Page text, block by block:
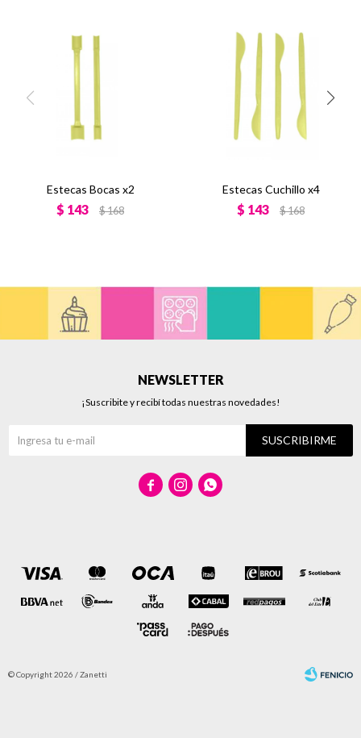
Estecas Bocas x2
$ 143 $168
Estecas Cuchillo x4
$ 143 $168
NEWSLETTER
¡Suscribite y recibí todas nuestras novedades!
SUSCRIBIRME
  
© Copyright 2026 / Zanetti